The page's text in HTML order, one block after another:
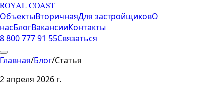
ROYAL COAST
ОбъектыВторичнаяДля застройщиковО
насБлогВакансииКонтакты
8 800 777 91 55Связаться
Главная/Блог/Статья
2 апреля 2026 г.